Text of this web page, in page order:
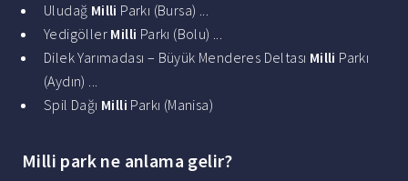
Uludağ Milli Parkı (Bursa) ...
Yedigöller Milli Parkı (Bolu) ...
Dilek Yarımadası – Büyük Menderes Deltası Milli Parkı
(Aydın) ...
Spil Dağı Milli Parkı (Manisa)
Milli park ne anlama gelir?